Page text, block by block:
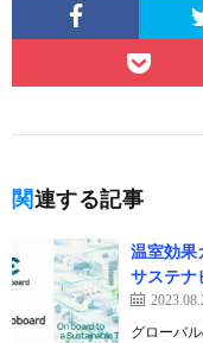
関連する記事
温室効果
サステナ
グローバ